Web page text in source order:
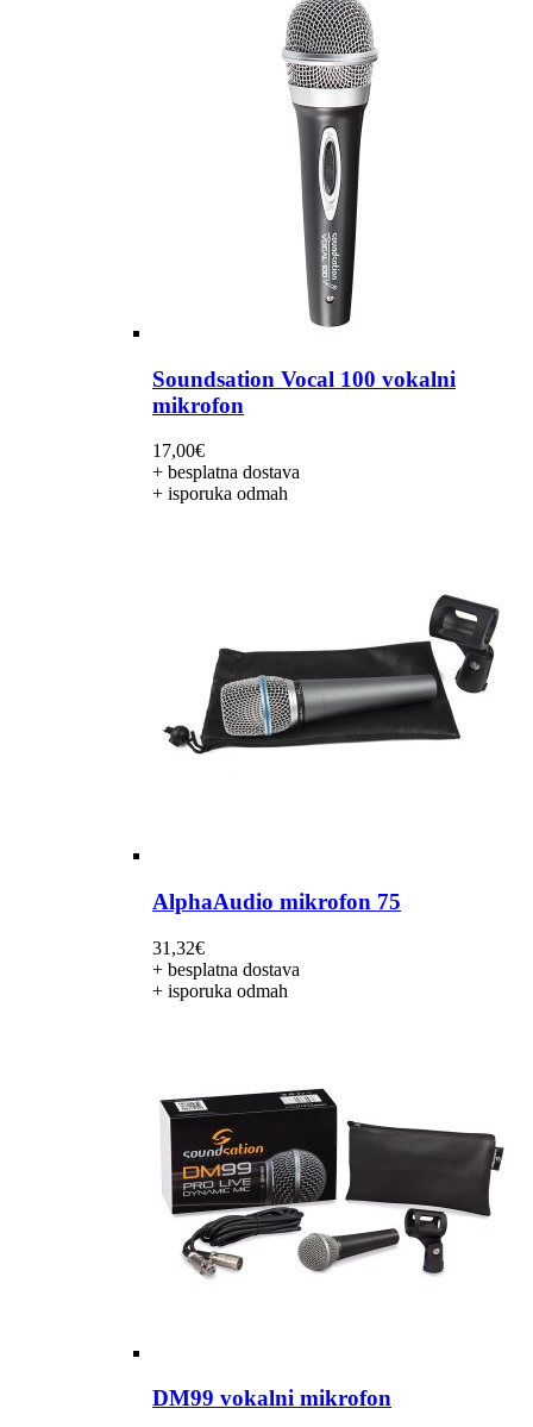
Soundsation Vocal 100 vokalni
mikrofon
17,00€
+ besplatna dostava
+ isporuka odmah
AlphaAudio mikrofon 75
31,32€
+ besplatna dostava
+ isporuka odmah
DM99 vokalni mikrofon